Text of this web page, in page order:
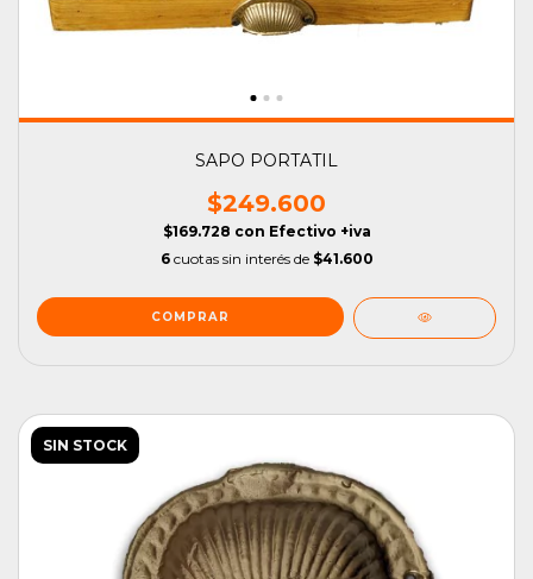
SAPO PORTATIL
$249.600
$169.728 con Efectivo +iva
6 cuotas sin interés de $41.600
SIN STOCK